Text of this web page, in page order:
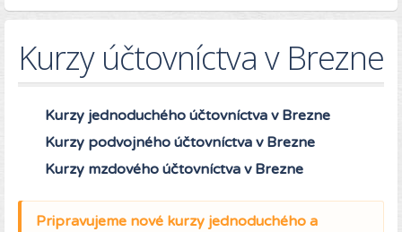
Kurzy účtovníctva v Brezne
Kurzy jednoduchého účtovníctva v Brezne
Kurzy podvojného účtovníctva v Brezne
Kurzy mzdového účtovníctva v Brezne
Pripravujeme nové kurzy jednoduchého a